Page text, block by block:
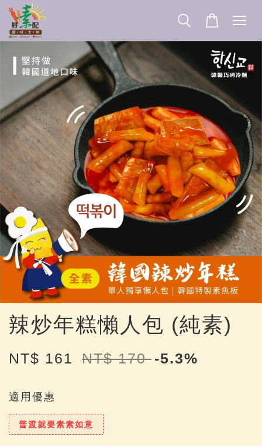
辣炒年糕懶人包 (純素)
NT$ 161 NT$ 170 -5.3%
適用優惠
普渡就要素素如意